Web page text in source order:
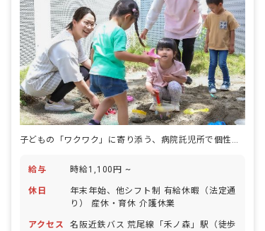
子どもの「ワクワク」に寄り添う、病院託児所で個性を育む保育士へ
給与 時給1,100円 ~
休日
年末年始、他シフト制 有給休暇（法定通
り） 産休・育休 介護休業
アクセス
名阪近鉄バス 荒尾線「禾ノ森」駅（徒歩